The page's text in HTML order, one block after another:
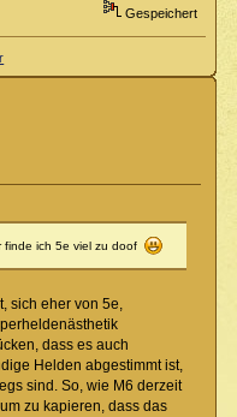
Gespeichert
finde ich 5e viel zu doof
sich eher von 5e,
dass es auch
Helden abgestimmt ist,
sind. So, wie M6 derzeit
zu kapieren, dass das